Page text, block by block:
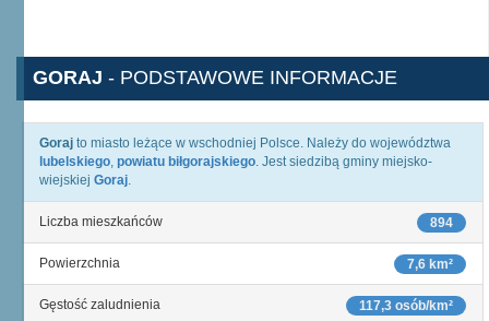
GORAJ - PODSTAWOWE INFORMACJE
Goraj to miasto leżące w wschodniej Polsce. Należy do województwa
lubelskiego, powiatu biłgorajskiego. Jest siedzibą gminy miejsko-
wiejskiej Goraj.
894
Liczba mieszkańców
7,6 km²
Powierzchnia
117,3 osób/km²
Gęstość zaludnienia